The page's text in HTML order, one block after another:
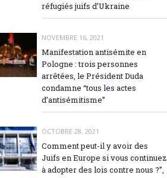
réfugiés juifs d’Ukraine
NOVEMBRE 16, 2021
Manifestation antisémite en
Pologne : trois personnes
arrêtées, le Président Duda
condamne “tous les actes
d’antisémitisme”
OCTOBRE 28, 2021
Comment peut-il y avoir des
Juifs en Europe si vous continuez
à adopter des lois contre nous ?”,